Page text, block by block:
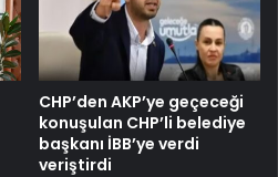
CHP’den AKP’ye geçeceği
konuşulan CHP’li belediye
başkanı İBB’ye verdi
veriştirdi